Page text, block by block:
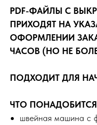
PDF-ФАЙЛЫ С
ПРИХОДЯТ НА
ОФОРМЛЕНИИ
ЧАСОВ (НО НЕ
ПОДХОДИТ ДЛЯ
ЧТО
швейная машина с